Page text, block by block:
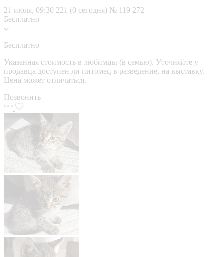
21 июля, 09:30 221 (0 сегодня) № 119 272
Бесплатно
Бесплатно
Указанная стоимость в любимцы (в семью). Уточняйте у
продавца доступен ли питомец в разведение, на выставку.
Цена может отличаться.
Позвонить